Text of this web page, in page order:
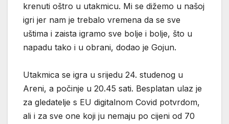
krenuti oštro u utakmicu. Mi se dižemo u našoj
igri jer nam je trebalo vremena da se sve
uštima i zaista igramo sve bolje i bolje, što u
napadu tako i u obrani, dodao je Gojun.
Utakmica se igra u srijedu 24. studenog u
Areni, a počinje u 20.45 sati. Besplatan ulaz je
za gledatelje s EU digitalnom Covid potvrdom,
ali i za sve one koji ju nemaju po cijeni od 70